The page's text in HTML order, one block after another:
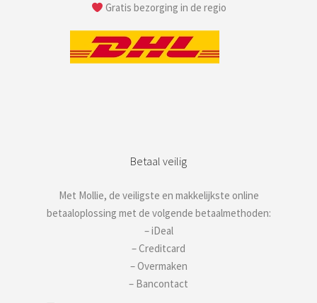
Gratis bezorging in de regio
Betaal veilig
Met Mollie, de veiligste en makkelijkste online
betaaloplossing met de volgende betaalmethoden:
– iDeal
– Creditcard
– Overmaken
– Bancontact